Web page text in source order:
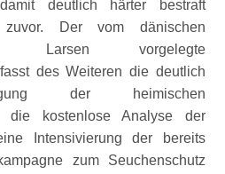
deutlich härter bestraft
Der vom dänischen
Larsen vorgelegte
des Weiteren die deutlich
der heimischen
die kostenlose Analyse der
Intensivierung der bereits
zum Seuchenschutz